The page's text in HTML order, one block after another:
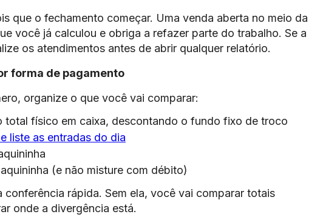
que o fechamento começar. Uma venda aberta no meio da
você já calculou e obriga a refazer parte do trabalho. Se a
os atendimentos antes de abrir qualquer relatório.
forma de pagamento
organize o que você vai comparar:
total físico em caixa, descontando o fundo fixo de troco
liste as entradas do dia
(e não misture com débito)
conferência rápida. Sem ela, você vai comparar totais
onde a divergência está.